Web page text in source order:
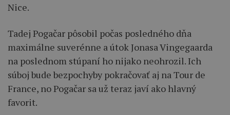
Nice.
Tadej Pogačar pôsobil počas posledného dňa
maximálne suverénne a útok Jonasa Vingegaarda
na poslednom stúpaní ho nijako neohrozil. Ich
súboj bude bezpochyby pokračovať aj na Tour de
France, no Pogačar sa už teraz javí ako hlavný
favorit.